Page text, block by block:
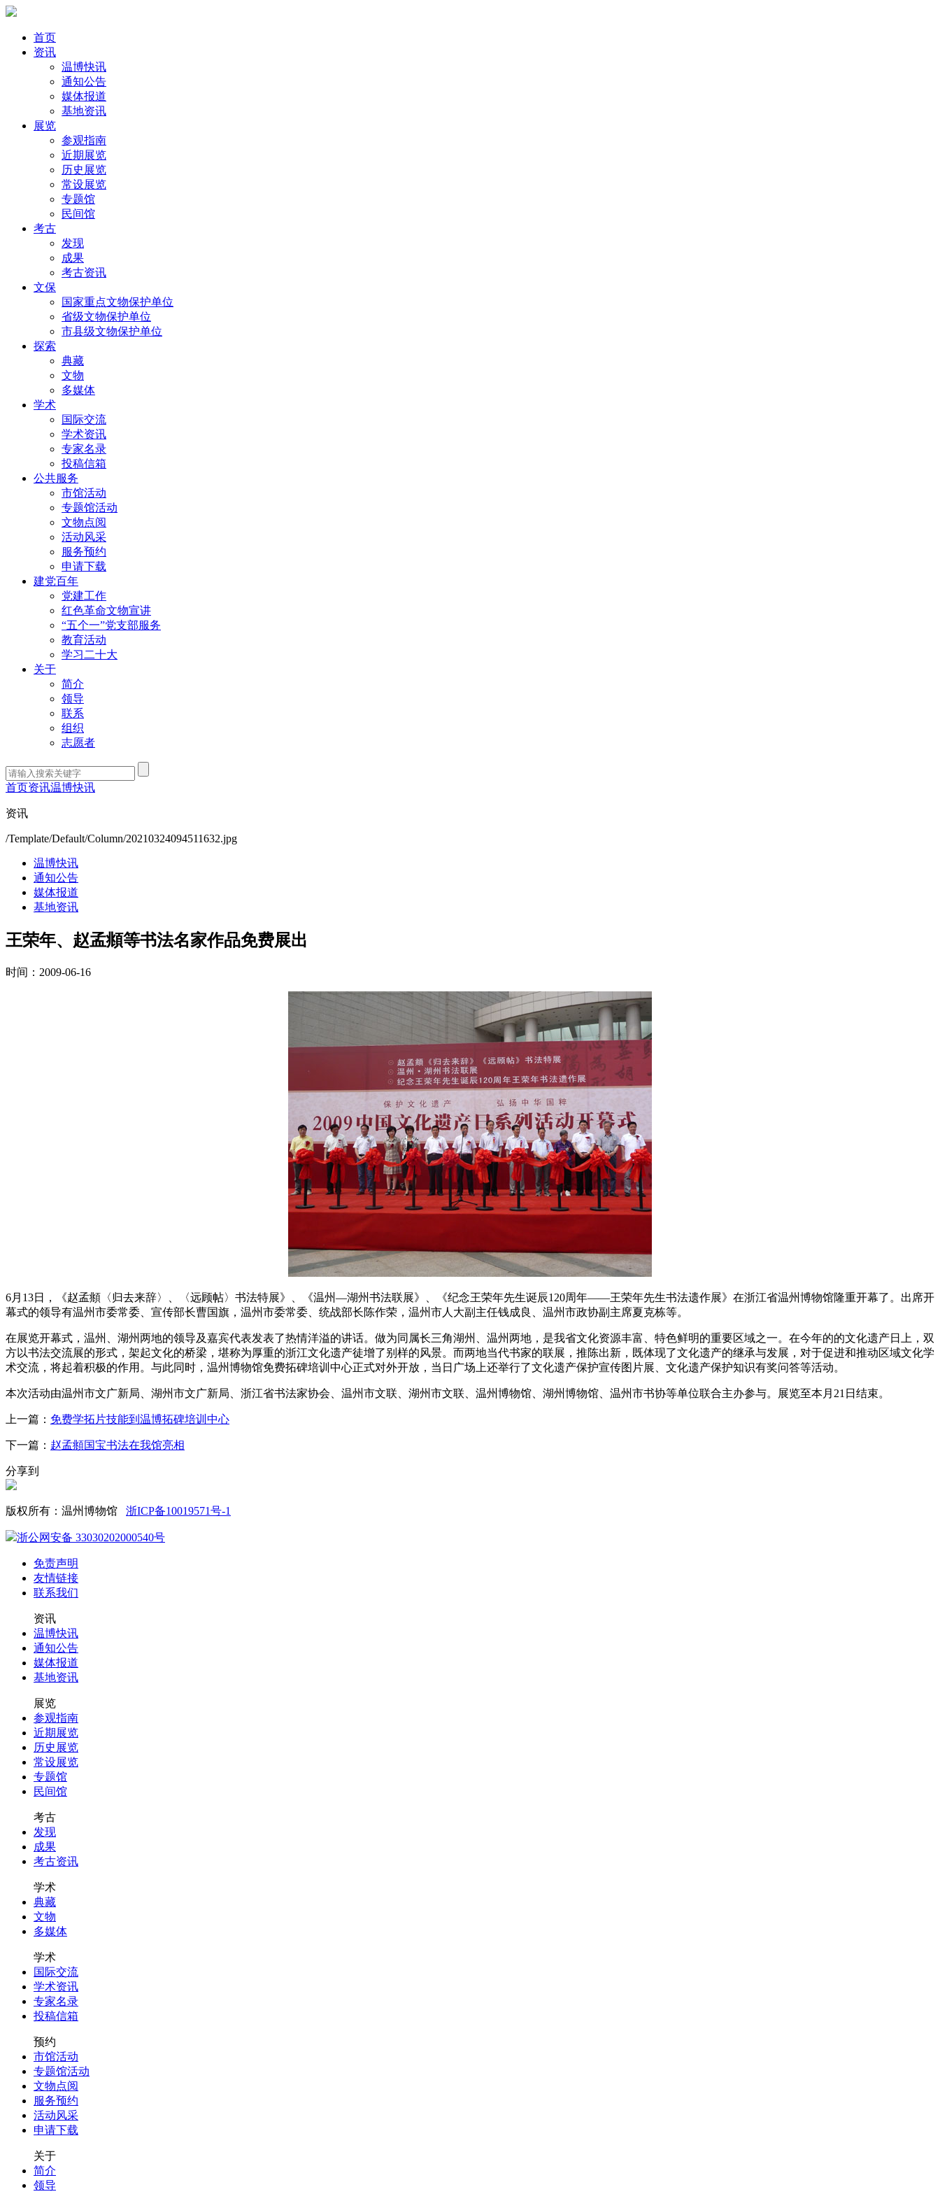
首页
资讯
温博快讯
通知公告
媒体报道
基地资讯
展览
参观指南
近期展览
历史展览
常设展览
专题馆
民间馆
考古
发现
成果
考古资讯
文保
国家重点文物保护单位
省级文物保护单位
市县级文物保护单位
探索
典藏
文物
多媒体
学术
国际交流
学术资讯
专家名录
投稿信箱
公共服务
市馆活动
专题馆活动
文物点阅
活动风采
服务预约
申请下载
建党百年
党建工作
红色革命文物宣讲
“五个一”党支部服务
教育活动
学习二十大
关于
简介
领导
联系
组织
志愿者
首页资讯温博快讯
资讯
/Template/Default/Column/20210324094511632.jpg
温博快讯
通知公告
媒体报道
基地资讯
王荣年、赵孟頫等书法名家作品免费展出
时间：2009-06-16
6月13日，《赵孟頫〈归去来辞〉、〈远顾帖〉书法特展》、《温州—湖州书法联展》、《纪念王荣年先生诞辰120周年——王荣年先生书法遗作展》在浙江省温州博物馆隆重开幕了。出席开
幕式的领导有温州市委常委、宣传部长曹国旗，温州市委常委、统战部长陈作荣，温州市人大副主任钱成良、温州市政协副主席夏克栋等。
在展览开幕式，温州、湖州两地的领导及嘉宾代表发表了热情洋溢的讲话。做为同属长三角湖州、温州两地，是我省文化资源丰富、特色鲜明的重要区域之一。在今年的的文化遗产日上，双
方以书法交流展的形式，架起文化的桥梁，堪称为厚重的浙江文化遗产徒增了别样的风景。而两地当代书家的联展，推陈出新，既体现了文化遗产的继承与发展，对于促进和推动区域文化学
术交流，将起着积极的作用。与此同时，温州博物馆免费拓碑培训中心正式对外开放，当日广场上还举行了文化遗产保护宣传图片展、文化遗产保护知识有奖问答等活动。
本次活动由温州市文广新局、湖州市文广新局、浙江省书法家协会、温州市文联、湖州市文联、温州博物馆、湖州博物馆、温州市书协等单位联合主办参与。展览至本月21日结束。
上一篇： 免费学拓片技能到温博拓碑培训中心
下一篇： 赵孟頫国宝书法在我馆亮相
分享到
版权所有：温州博物馆 浙ICP备10019571号-1
浙公网安备 33030202000540号
免责声明
友情链接
联系我们
资讯
温博快讯
通知公告
媒体报道
基地资讯
展览
参观指南
近期展览
历史展览
常设展览
专题馆
民间馆
考古
发现
成果
考古资讯
学术
典藏
文物
多媒体
学术
国际交流
学术资讯
专家名录
投稿信箱
预约
市馆活动
专题馆活动
文物点阅
服务预约
活动风采
申请下载
关于
简介
领导